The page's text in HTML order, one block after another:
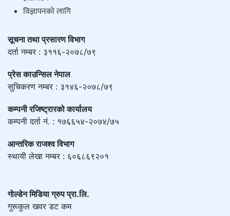
विज्ञापनको लागि
सूचना तथा प्रसारण विभाग
दर्ता नम्बर : ३११६-२०७८/७९
प्रेस काउन्सिल नेपाल
सुचिकरण नम्बर : ३१४६-२०७८/७९
कम्पनी रजिष्ट्रारको कार्यालय
कम्पनी दर्ता नं. : १७६६५४-२०७४/७५
आन्तरिक राजश्व विभाग
स्थायी लेखा नम्बर : ६०६८६९२०१
गोल्डेन मिडिया ग्रुप प्रा.लि.
गुरूकुल खवर डट कम